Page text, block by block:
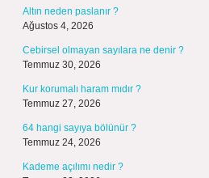
Altın neden paslanır ?
Ağustos 4, 2026
Cebirsel olmayan sayılara ne denir ?
Temmuz 30, 2026
Kur korumalı haram mıdır ?
Temmuz 27, 2026
64 hangi sayıya bölünür ?
Temmuz 24, 2026
Kademe açılımı nedir ?